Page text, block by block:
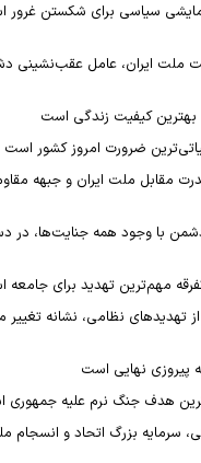
سیاسی برای شکستن غرور
ملت ایران، عامل عقب‌نشینی
بهترین کیفیت زندگی است
ضرورت امروز کشور است
قدرت مقابل ملت ایران و جبهه
با وجود همه جنایت‌ها، در
مهم‌ترین تهدید برای
تهدیدهای نظامی، نشانه تغییر
پیروزی نهایی است
هدف جنگ نرم علیه جمهوری
سرمایه بزرگ اتحاد و انسجام